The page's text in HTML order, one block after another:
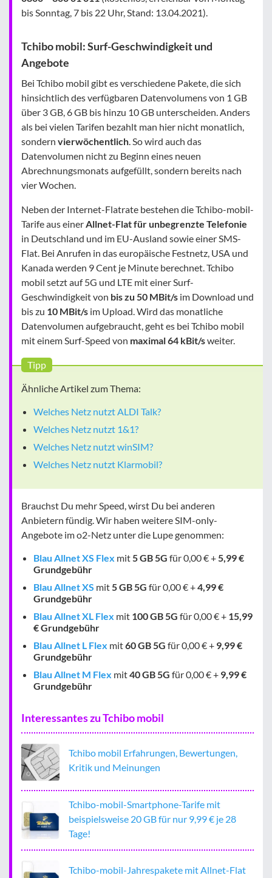
bis Sonntag, 7 bis 22 Uhr, Stand: 13.04.2021).
Tchibo mobil: Surf-Geschwindigkeit und
Angebote
Bei Tchibo mobil gibt es verschiedene Pakete, die sich
hinsichtlich des verfügbaren Datenvolumens von 1 GB
über 3 GB, 6 GB bis hinzu 10 GB unterscheiden. Anders
als bei vielen Tarifen bezahlt man hier nicht monatlich,
sondern vierwöchentlich. So wird auch das
Datenvolumen nicht zu Beginn eines neuen
Abrechnungsmonats aufgefüllt, sondern bereits nach
vier Wochen.
Neben der Internet-Flatrate bestehen die Tchibo-mobil-
Tarife aus einerAllnet-Flat für unbegrenzte Telefonie
in Deutschland und im EU-Ausland sowie einer SMS-
Flat. Bei Anrufen in das europäische Festnetz, USA und
Kanada werden 9 Cent je Minute berechnet. Tchibo
mobil setzt auf 5G und LTE mit einer Surf-
Geschwindigkeit von bis zu 50 MBit/s im Download und
bis zu 10 MBit/s im Upload. Wird das monatliche
Datenvolumen aufgebraucht, geht es bei Tchibo mobil
mit einem Surf-Speed von maximal 64 kBit/sweiter.
Tipp
Ähnliche Artikel zum Thema:
Welches Netz nutzt ALDI Talk?
Welches Netz nutzt 1&1?
Welches Netz nutzt winSIM?
Welches Netz nutzt Klarmobil?
Brauchst Du mehr Speed, wirst Du bei anderen
Anbietern fündig. Wir haben weitere SIM-only-
Angebote im o2-Netz unter die Lupe genommen:
Blau Allnet XS Flex mit5 GB5G für 0,00 € +5,99 €
Grundgebühr
Blau Allnet XS mit5 GB5G für 0,00 € +4,99 €
Grundgebühr
Blau Allnet XL Flex mit 100 GB5G für 0,00 € + 15,99
€ Grundgebühr
Blau Allnet L Flex mit60 GB5G für 0,00 € + 9,99 €
Grundgebühr
Blau Allnet M Flex mit40 GB5G für 0,00 € + 9,99 €
Grundgebühr
Interessantes zu Tchibo mobil
Tchibo mobil Erfahrungen, Bewertungen,
Kritik und Meinungen
Tchibo-mobil-Smartphone-Tarife mit
beispielsweise 20 GB für nur 9,99 € je 28
Tage!
Tchibo-mobil-Jahrespakete mit Allnet-Flat